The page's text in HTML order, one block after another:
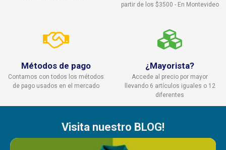
partir de los $3500 - En Montevideo
Métodos de pago
Contamos con todos los métodos
de pago usados en el mercado
¿Mayorista?
Accede al precio por mayor
llevando 6 artículos iguales o 12
diferentes
Visita nuestro BLOG!